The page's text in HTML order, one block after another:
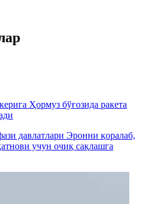
Ҳормуз бўғозида ракета
давлатлари Эронни қоралаб,
учун очиқ сақлашга